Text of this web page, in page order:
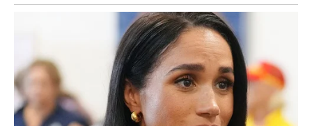
Vaša želja da zablistate sada postaje stvarnost.
DEVICA – ŽELJA ZA MIROM I
RAZJAŠNJENJEM